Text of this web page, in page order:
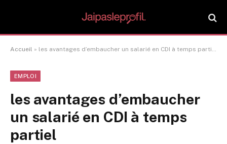
Accueil » les avantages d’embaucher un salarié en CDI à temps partiel
EMPLOI
les avantages d’embaucher
un salarié en CDI à temps
partiel